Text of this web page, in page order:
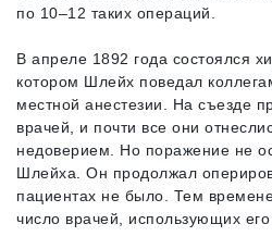
по 10–12 таких операций.
В апреле 1892 года состоялся
котором Шлейх поведал
местной анестезии. На съезде
врачей, и почти все они
недоверием. Но поражение не
Шлейха. Он продолжал
пациентах не было. Тем
число врачей, использующих его